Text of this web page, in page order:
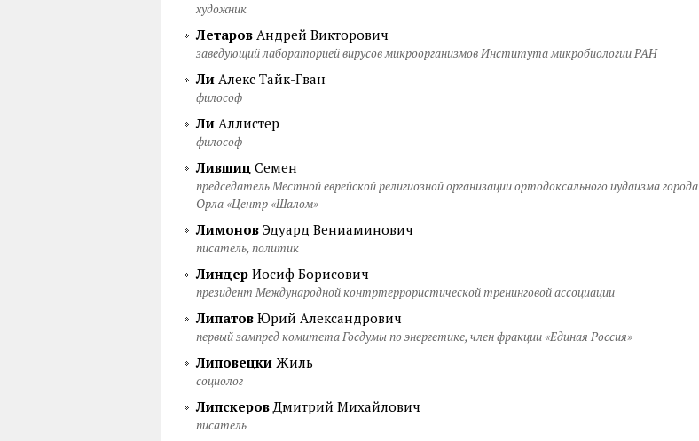
художник
Летаров Андрей Викторович
заведующий лабораторией вирусов микроорганизмов Института микробиологии РАН
Ли Алекс Тайк-Гван
философ
Ли Аллистер
философ
Лившиц Семен
председатель Местной еврейской религиозной организации ортодоксального иудаизма города
Орла «Центр «Шалом»
Лимонов Эдуард Вениаминович
писатель, политик
Линдер Иосиф Борисович
президент Международной контртеррористической тренинговой ассоциации
Липатов Юрий Александрович
первый зампред комитета Госдумы по энергетике, член фракции «Единая Россия»
Липовецки Жиль
социолог
ЛипскеровДмитрий Михайлович
писатель